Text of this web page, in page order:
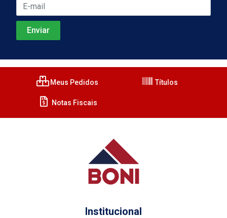
Meus Pedidos Títulos
Notas Fiscais
Institucional